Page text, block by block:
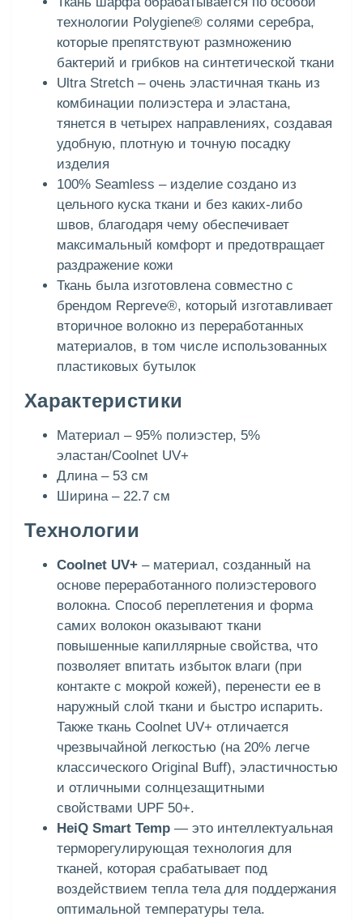
технологии Polygiene® солями серебра,
которые препятствуют размножению
бактерий и грибков на синтетической ткани
Ultra Stretch – очень эластичная ткань из
комбинации полиэстера и эластана,
тянется в четырех направлениях, создавая
удобную, плотную и точную посадку
изделия
100% Seamless – изделие создано из
цельного куска ткани и без каких-либо
швов, благодаря чему обеспечивает
максимальный комфорт и предотвращает
раздражение кожи
Ткань была изготовлена совместно с
брендом Repreve®, который изготавливает
вторичное волокно из переработанных
материалов, в том числе использованных
пластиковых бутылок
Характеристики
Материал – 95% полиэстер, 5%
эластан/Coolnet UV+
Длина – 53 см
Ширина – 22.7 см
Технологии
Coolnet UV+ – материал, созданный на
основе переработанного полиэстерового
волокна. Способ переплетения и форма
самих волокон оказывают ткани
повышенные капиллярные свойства, что
позволяет впитать избыток влаги (при
контакте с мокрой кожей), перенести ее в
наружный слой ткани и быстро испарить.
Также ткань Coolnet UV+ отличается
чрезвычайной легкостью (на 20% легче
классического Original Buff), эластичностью
и отличными солнцезащитными
свойствами UPF 50+.
HeiQ Smart Temp — это интеллектуальная
терморегулирующая технология для
тканей, которая срабатывает под
воздействием тепла тела для поддержания
оптимальной температуры тела.